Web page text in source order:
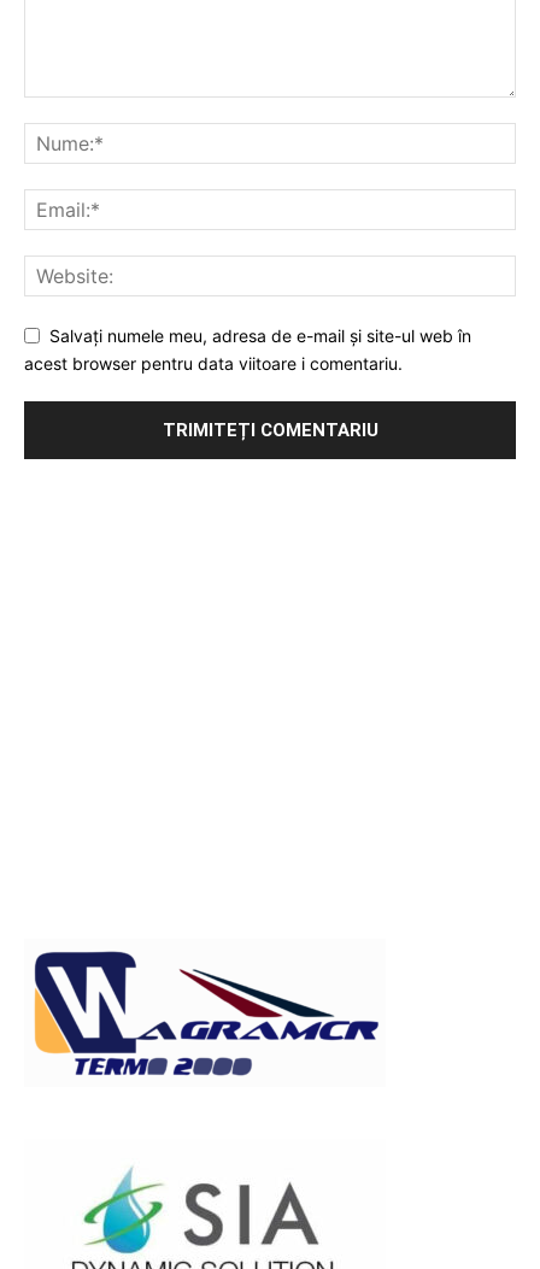
Salvați numele meu, adresa de e-mail și site-ul web în
acest browser pentru data viitoare i comentariu.